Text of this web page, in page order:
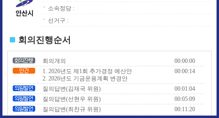
소속정당 :
선거구 :
회의진행순서
회의개의
00:00:00
1. 2026년도 제1회 추가경정 예산안
2. 2026년도 기금운용계획 변경안
00:00:14
질의답변(김재국 위원)
00:01:04
질의답변(선현우 위원)
00:05:09
질의답변(최찬규 위원)
00:11:20